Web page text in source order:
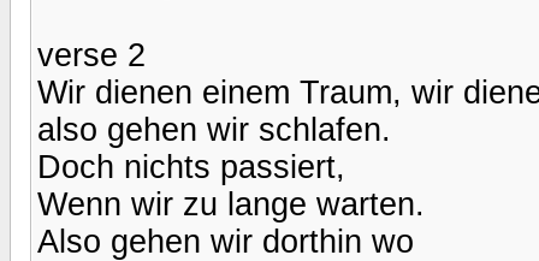
verse 2
Wir dienen einem Traum, wir
also gehen wir schlafen.
Doch nichts passiert,
Wenn wir zu lange warten.
Also gehen wir dorthin wo